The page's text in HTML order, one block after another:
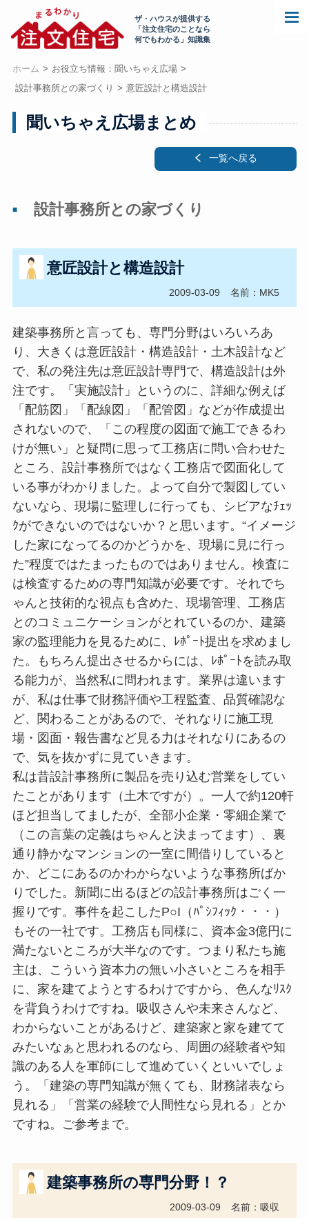
ザ・ハウスが提供する
「注文住宅のことなら
何でもわかる」知識集
ホーム
お役立ち情報：聞いちゃえ広場
設計事務所との家づくり
意匠設計と構造設計
聞いちゃえ広場まとめ
一覧へ戻る
設計事務所との家づくり
意匠設計と構造設計
2009-03-09 名前：MK5
建築事務所と言っても、専門分野はいろいろあ
り、大きくは意匠設計・構造設計・土木設計など
で、私の発注先は意匠設計専門で、構造設計は外
注です。「実施設計」というのに、詳細な例えば
「配筋図」「配線図」「配管図」などが作成提出
されないので、「この程度の図面で施工できるわ
けが無い」と疑問に思って工務店に問い合わせた
ところ、設計事務所ではなく工務店で図面化して
いる事がわかりました。よって自分で製図してい
ないなら、現場に監理しに行っても、シビアなﾁｪｯ
ｸができないのではないか？と思います。“イメージ
した家になってるのかどうかを、現場に見に行っ
た”程度ではたまったものではありません。検査に
は検査するための専門知識が必要です。それでち
ゃんと技術的な視点も含めた、現場管理、工務店
とのコミュニケーションがとれているのか、建築
家の監理能力を見るために、ﾚﾎﾟｰﾄ提出を求めまし
た。もちろん提出させるからには、ﾚﾎﾟｰﾄを読み取
る能力が、当然私に問われます。業界は違います
が、私は仕事で財務評価や工程監査、品質確認な
ど、関わることがあるので、それなりに施工現
場・図面・報告書など見る力はそれなりにあるの
で、気を抜かずに見ていきます。
私は昔設計事務所に製品を売り込む営業をしてい
たことがあります（土木ですが）。一人で約120軒
ほど担当してましたが、全部小企業・零細企業で
（この言葉の定義はちゃんと決まってます）、裏
通り静かなマンションの一室に間借りしていると
か、どこにあるのかわからないような事務所ばか
りでした。新聞に出るほどの設計事務所はごく一
握りです。事件を起こしたP○I（ﾊﾟｼﾌｨｯｸ・・・）
もその一社です。工務店も同様に、資本金3億円に
満たないところが大半なのです。つまり私たち施
主は、こういう資本力の無い小さいところを相手
に、家を建てようとするわけですから、色んなﾘｽｸ
を背負うわけですね。吸収さんや未来さんなど、
わからないことがあるけど、建築家と家を建てて
みたいなぁと思われるのなら、周囲の経験者や知
識のある人を軍師にして進めていくといいでしょ
う。「建築の専門知識が無くても、財務諸表なら
見れる」「営業の経験で人間性なら見れる」とか
ですね。ご参考まで。
建築事務所の専門分野！？
2009-03-09 名前：吸収